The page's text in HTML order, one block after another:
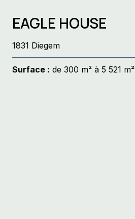
EAGLE HOUSE
1831 Diegem
Surface : de 300 m² à 5 521 m²